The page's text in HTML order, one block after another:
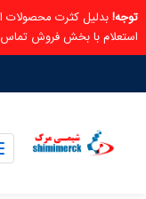
توجه!بدلیل کثرت محصولات
استعلام با بخش فروش